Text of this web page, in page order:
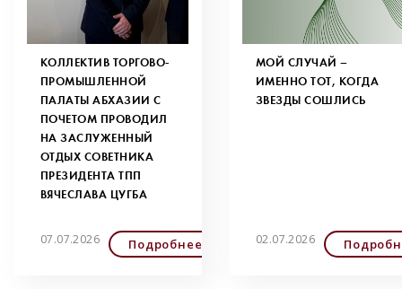
КОЛЛЕКТИВ ТОРГОВО-
ПРОМЫШЛЕННОЙ
ПАЛАТЫ АБХАЗИИ С
ПОЧЕТОМ ПРОВОДИЛ
НА ЗАСЛУЖЕННЫЙ
ОТДЫХ СОВЕТНИКА
ПРЕЗИДЕНТА ТПП
ВЯЧЕСЛАВА ЦУГБА
07.07.2026 Подробнее
МОЙ СЛУЧАЙ –
ИМЕННО ТОТ, КОГДА
ЗВЕЗДЫ СОШЛИСЬ
02.07.2026